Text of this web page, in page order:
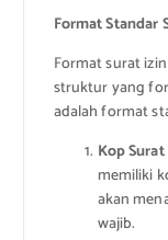
Format Standar
Format surat
struktur yang
adalah format
Kop
memiliki
akan
wajib.